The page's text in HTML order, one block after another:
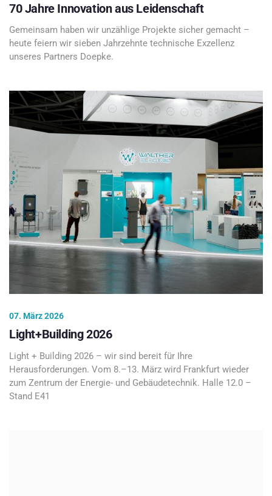
70 Jahre Innovation aus Leidenschaft
Gemeinsam haben wir unzählige Projekte sicher gemacht –
heute feiern wir sieben Jahrzehnte technische Exzellenz
unseres Partners Doepke.
07. März 2026
Light+Building 2026
Light + Building 2026 – wir sind bereit für Ihre
Herausforderungen. Vom 8.–13. März wird Frankfurt wieder
zum Zentrum der Energie- und Gebäudetechnik. Halle 12.0 –
Stand E41